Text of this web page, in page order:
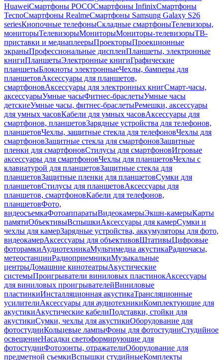
HuaweiСмартфоны POCOСмартфоны InfinixСмартфоны
TecnoСмартфоны RealmeСмартфоны Samsung Galaxy S26
seriesКнопочные телефоныСкладные смартфоныТелевизоры,
мониторыТелевизорыМониторыМониторы-телевизорыТВ-
приставки и медиаплеерыПроекторыПроекционные
экраныПрофессиональные дисплеиПланшеты, электронные
книгиПланшетыЭлектронные книгиГрафические
планшетыБлокноты электронныеЧехлы, бамперы для
планшетовАксессуары для планшетов,
смартфоновАксессуары для электронных книгСмарт-часы,
аксессуарыУмные часыФитнес-браслетыУмные часы
детскиеУмные часы, фитнес-браслетыРемешки, аксессуары
для умных часовКабели для умных часовАксессуары для
смартфонов, планшетовЗарядные устройства для телефонов,
планшетовЧехлы, защитные стекла для телефоновЧехлы для
смартфоновЗащитные стекла для смартфоновЗащитные
пленки для смартфоновСтилусы для смартфоновИгровые
аксессуары для смартфоновЧехлы для планшетовЧехлы с
клавиатурой для планшетовЗащитные стекла для
планшетовЗащитные пленки для планшетовСумки для
планшетовСтилусы для планшетовАксессуары для
планшетов, смартфоновКабели для телефонов,
планшетовФото,
видеосъемкаФотоаппаратыВидеокамерыЭкшн-камерыКарты
памятиОбъективыВспышкиАксессуары для камерСумки и
чехлы для камерЗарядные устройства, аккумуляторы для фото,
видеокамерАксессуары для объективовШтативыЦифровые
фоторамкиАудиотехникаМультимедиа акустикаРадиочасы,
метеостанцииРадиоприемникиМузыкальные
центрыДомашние кинотеатрыАкустические
системыПроигрыватели виниловых пластинокАксессуары
для виниловых проигрывателейВиниловые
пластинкиИнсталляционная акустикаТрансляционные
усилителиАксессуары для аудиотехникиКомплектующие для
акустикиАкустические кабелиПодставки, стойки для
акустикиСумки, чехлы для акустикиОборудование для
фотостудииКольцевые лампыФоны для фотостудииСтудийное
освещениеНасадки светоформирующие для
фотостудииФотозонты, отражателиОборудование для
предметной съемкиВспышки студийныеКомплекты